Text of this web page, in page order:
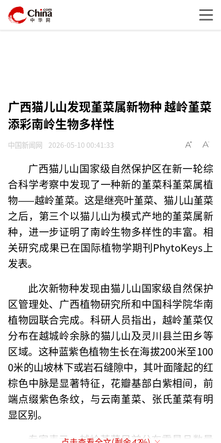
广西猫儿山发现堇菜属新物种 越岭堇菜
添彩南岭生物多样性
中国新闻网 2026-05-10 00:41:33
广西猫儿山国家级自然保护区在新一轮综
合科学考察中发现了一种新的堇菜科堇菜属植
物——越岭堇菜。这是继亮叶堇菜、猫儿山堇菜
之后，第三个以猫儿山为模式产地的堇菜属新
种，进一步证明了南岭生物多样性的丰富。相
关研究成果已在国际植物学期刊PhytoKeys上
发表。
此次新物种发现由猫儿山国家级自然保护
区管理处、广西植物研究所和中国科学院华南
植物园联合完成。科研人员指出，越岭堇菜仅
分布在越城岭余脉的猫儿山及灵川县兰田乡等
区域。这种蓝紫色植物生长在海拔200米至100
0米的山坡林下或岩石缝隙中，其叶面隆起的红
棕色中脉是显著特征，花瓣基部白紫相间，前
端点缀紫色条纹，与云南堇菜、张氏堇菜有明
显区别。
专家表示，越岭堇菜目前分布零星且数量